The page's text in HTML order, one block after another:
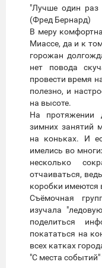
"Лучше один раз
(Фред Бернард)
В меру
Миассе, да и к
горожан
нет повода
провести время
полезно, и
на высоте.
На протяжении
зимних занятий
на коньках. И
имелись во
несколько
отчаиваться,
коробки имеются
Съёмочная
изучала
поделиться
покататься на
всех катках
"С места событий"